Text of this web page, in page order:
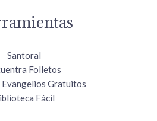
Santoral
Folletos
Evangelios Gratuitos
Fácil